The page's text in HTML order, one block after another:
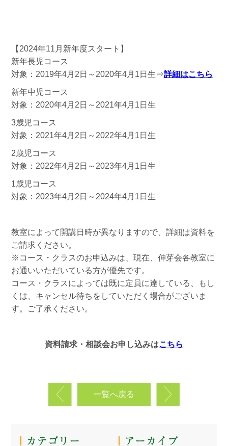
【2024年11月新年度スタート】
新年長児コース
対象：2019年4月2日～2020年4月1日生⇒詳細はこちら
新年中児コース
対象：2020年4月2日～2021年4月1日生
3歳児コース
対象：2021年4月2日～2022年4月1日生
2歳児コース
対象：2022年4月2日～2023年4月1日生
1歳児コース
対象：2023年4月2日～2024年4月1日生
教室によって開講日時が異なりますので、詳細は資料を
ご請求ください。
※コース・クラスのお申込みは、現在、伸芽会各教室に
お通いいただいている方が優先です。
コース・クラスによっては既に定員に達している、もし
くは、キャンセル待ちをしていただく場合がございま
す。ご了承ください。
資料請求・相談会お申し込みはこちら
一覧へ戻る